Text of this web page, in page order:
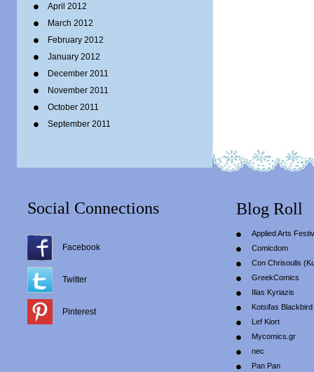
April 2012
March 2012
February 2012
January 2012
December 2011
November 2011
October 2011
September 2011
Social Connections
Facebook
Twitter
Pinterest
Blog Roll
Applied Arts
Comicdom
Con Chrisoulis
GreekComics
Ilias Kyriazis
Kotsifas Blackbird
Lef Kiort
Mycomics.gr
nec
Pan Pan